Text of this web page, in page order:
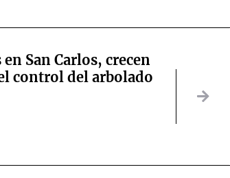
San Carlos, crecen
control del arbolado